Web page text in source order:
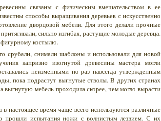
связаны с физическим вмешательством в ее
способы выращивания деревьев с искусственно
дворцовой мебели. Для этого делали прочные
сильно изгибая, растущие молодые деревца.
костылю.
срубали, снимали шаблоны и использовали для новой
капризно изогнутой древесины мастера могли
неизменными по раз навсегда утвержденным
пока подрастут выгнутые стволы. В других странах
выгнутую мебель проходила скорее, чем могло вырасти
в настоящее время чаще всего используются различные
прошли испытания ножи с волнистым лезвием. С их